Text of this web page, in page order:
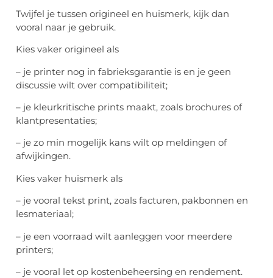
Twijfel je tussen origineel en huismerk, kijk dan
vooral naar je gebruik.
Kies vaker origineel als
– je printer nog in fabrieksgarantie is en je geen
discussie wilt over compatibiliteit;
– je kleurkritische prints maakt, zoals brochures of
klantpresentaties;
– je zo min mogelijk kans wilt op meldingen of
afwijkingen.
Kies vaker huismerk als
– je vooral tekst print, zoals facturen, pakbonnen en
lesmateriaal;
– je een voorraad wilt aanleggen voor meerdere
printers;
– je vooral let op kostenbeheersing en rendement.